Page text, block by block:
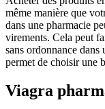
même manière que
dans une pharmacie
virements. Cela peut
sans ordonnance
permet de choisir une
Viagra